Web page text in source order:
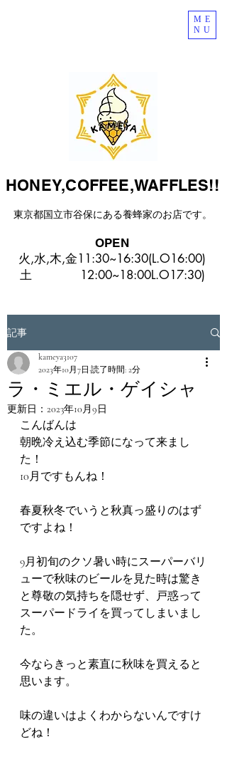
ME
NU
HONEY,COFFEE,WAFFLES!!
東京都国立市谷保にある​養蜂家のお店です。
OPEN
火,水,木,金11:30~16:30(L.O16:00)
​土 12:00~18:00L.O17:30)
記事
ラ・ミエル・ゲイシャ
kameya3107
2023年10月7日 読了時間: 2分
更新日： 2023年10月9日
こんばんは
朝晩冷え込む季節になって来まし
た！
10月ですもんね！
春夏秋冬でいうと秋真っ盛りのはず
ですよね！
9月初旬のクソ暑い時にスーパーバリ
ューで秋味のビールを見た時は驚き
と尊敬の気持ちを隠せず、戸惑って
スーパードライを買ってしまいまし
た。
今ならきっと素直に秋味を買えると
思います。
味の違いはよくわからないんですけ
どね！